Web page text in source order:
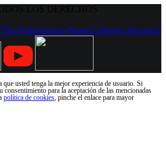
usted tenga la mejor experiencia de usuario. Si
consentimiento para la aceptación de las mencionadas
política de cookies, pinche el enlace para mayor